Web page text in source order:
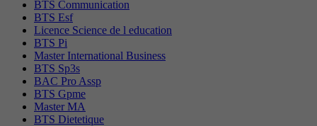
BTS Communication
BTS Esf
Licence Science de l education
BTS Pi
Master International Business
BTS Sp3s
BAC Pro Assp
BTS Gpme
Master MA
BTS Dietetique